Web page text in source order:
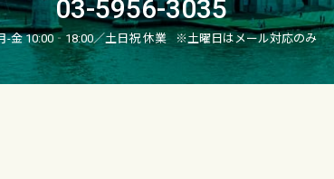
03-5956-3035
-金 10:00‐18:00／土日祝 休業 ※土曜日はメール対応のみ